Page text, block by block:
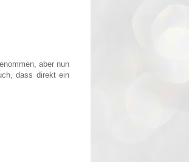
aber nun
dass direkt ein